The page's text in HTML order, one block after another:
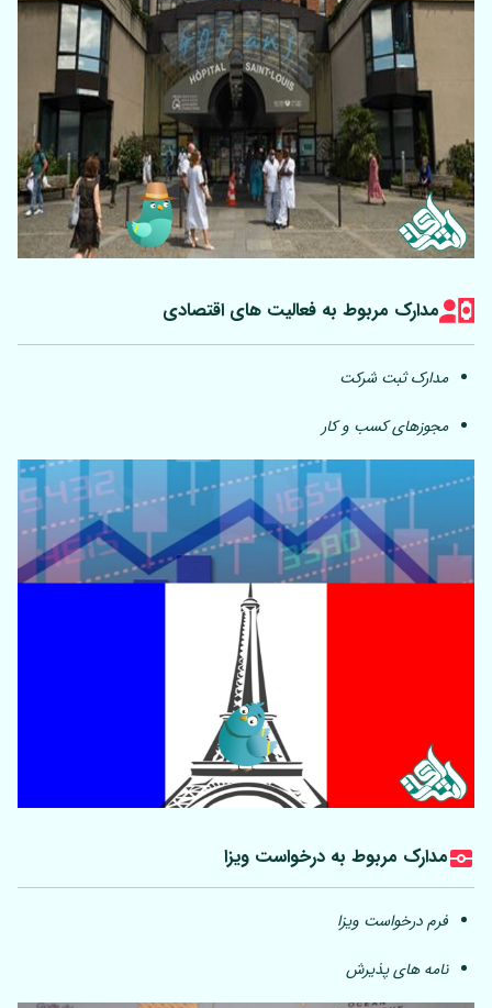
مدارک مربوط به فعالیت های اقتصادی
مدارک ثبت شرکت
مجوزهای کسب و کار
مدارک مربوط به درخواست ویزا
فرم درخواست ویزا
نامه های پذیرش